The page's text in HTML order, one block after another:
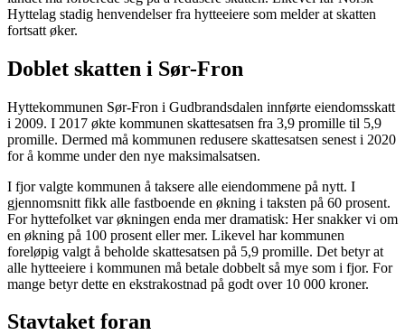
Hyttelag stadig henvendelser fra hytteeiere som melder at skatten
fortsatt øker.
Doblet skatten i Sør-Fron
Hyttekommunen Sør-Fron i Gudbrandsdalen innførte eiendomsskatt
i 2009. I 2017 økte kommunen skattesatsen fra 3,9 promille til 5,9
promille. Dermed må kommunen redusere skattesatsen senest i 2020
for å komme under den nye maksimalsatsen.
I fjor valgte kommunen å taksere alle eiendommene på nytt. I
gjennomsnitt fikk alle fastboende en økning i taksten på 60 prosent.
For hyttefolket var økningen enda mer dramatisk: Her snakker vi om
en økning på 100 prosent eller mer. Likevel har kommunen
foreløpig valgt å beholde skattesatsen på 5,9 promille. Det betyr at
alle hytteeiere i kommunen må betale dobbelt så mye som i fjor. For
mange betyr dette en ekstrakostnad på godt over 10 000 kroner.
Stavtaket foran